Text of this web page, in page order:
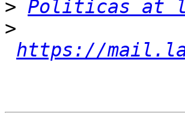
> Politicas at
>
https://